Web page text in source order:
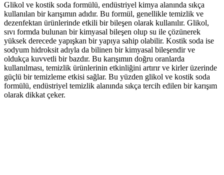
Glikol ve kostik soda formülü, endüstriyel kimya alanında sıkça
kullanılan bir karışımın adıdır. Bu formül, genellikle temizlik ve
dezenfektan ürünlerinde etkili bir bileşen olarak kullanılır. Glikol,
sıvı formda bulunan bir kimyasal bileşen olup su ile çözünerek
yüksek derecede yapışkan bir yapıya sahip olabilir. Kostik soda ise
sodyum hidroksit adıyla da bilinen bir kimyasal bileşendir ve
oldukça kuvvetli bir bazdır. Bu karışımın doğru oranlarda
kullanılması, temizlik ürünlerinin etkinliğini artırır ve kirler üzerinde
güçlü bir temizleme etkisi sağlar. Bu yüzden glikol ve kostik soda
formülü, endüstriyel temizlik alanında sıkça tercih edilen bir karışım
olarak dikkat çeker.